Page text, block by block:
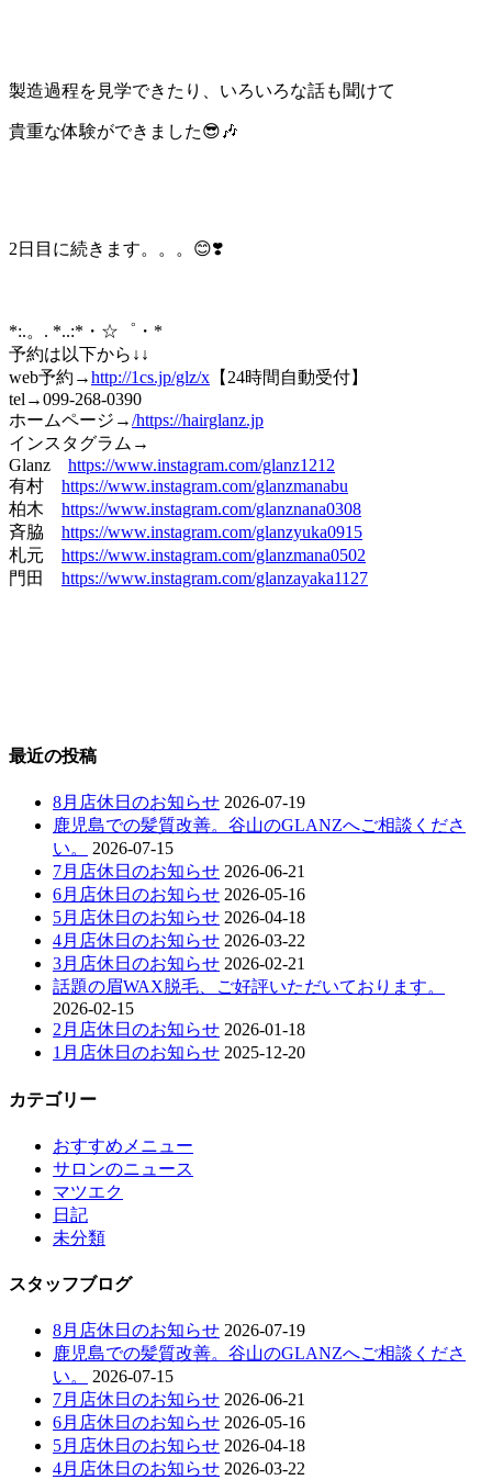
製造過程を見学できたり、いろいろな話も聞けて
貴重な体験ができました😎🎶
2日目に続きます。。。😊❣️
*:.。. *..:*・☆゜・*
予約は以下から↓↓
web予約→http://1cs.jp/glz/x 【24時間自動受付】
tel→099-268-0390
ホームページ→/https://hairglanz.jp
インスタグラム→
Glanz https://www.instagram.com/glanz1212
有村 https://www.instagram.com/glanzmanabu
柏木 https://www.instagram.com/glanznana0308
斉脇 https://www.instagram.com/glanzyuka0915
札元 https://www.instagram.com/glanzmana0502
門田 https://www.instagram.com/glanzayaka1127
最近の投稿
8月店休日のお知らせ 2026-07-19
鹿児島での髪質改善。谷山のGLANZへご相談くださ
い。
2026-07-15
7月店休日のお知らせ 2026-06-21
6月店休日のお知らせ 2026-05-16
5月店休日のお知らせ 2026-04-18
4月店休日のお知らせ 2026-03-22
3月店休日のお知らせ 2026-02-21
話題の眉WAX脱毛、ご好評いただいております。
2026-02-15
2月店休日のお知らせ 2026-01-18
1月店休日のお知らせ 2025-12-20
カテゴリー
おすすめメニュー
サロンのニュース
マツエク
日記
未分類
スタッフブログ
8月店休日のお知らせ 2026-07-19
鹿児島での髪質改善。谷山のGLANZへご相談くださ
い。
2026-07-15
7月店休日のお知らせ 2026-06-21
6月店休日のお知らせ 2026-05-16
5月店休日のお知らせ 2026-04-18
4月店休日のお知らせ 2026-03-22